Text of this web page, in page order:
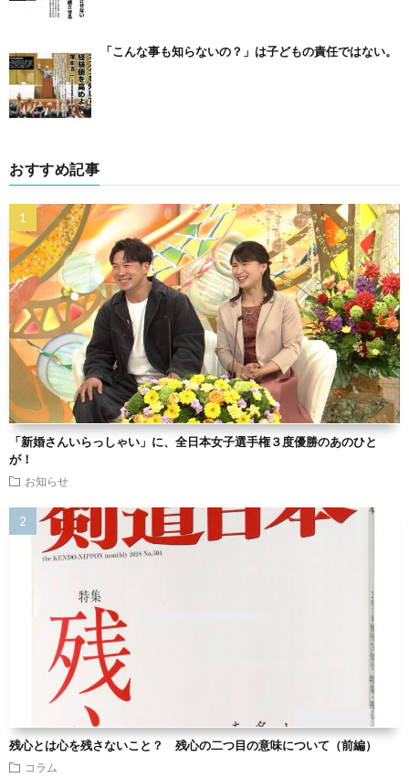
「こんな事も知らないの？」は子どもの責任ではない。
おすすめ記事
「新婚さんいらっしゃい」に、全日本女子選手権３度優勝のあのひと
が！
お知らせ
残心とは心を残さないこと？ 残心の二つ目の意味について（前編）
コラム